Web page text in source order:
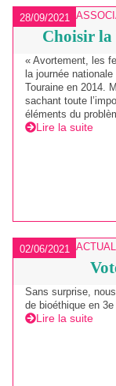
28/09/2021
Choisir la
« Avortement, les
la journée
Touraine en 2014.
sachant toute
éléments du
Lire la suite
02/06/2021
Sans surprise,
de bioéthique en
Lire la suite